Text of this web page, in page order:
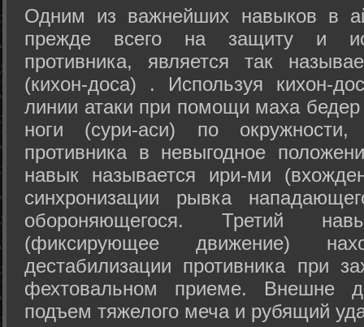
Одним из важнейших навыков в
прежде всего на защиту и
противника, является так
(кихон-доса) . Используя кихон-
линии атаки при помощи маха
ноги (сури-аси) по
противника в невыгодное
навык называется ири-ми
синхронизации рывка
обороняющегося. Третий
(фиксирующее движение)
дестабилизации противника при
фехтовальном приеме. Внешне
подъем тяжелого меча и рубящий